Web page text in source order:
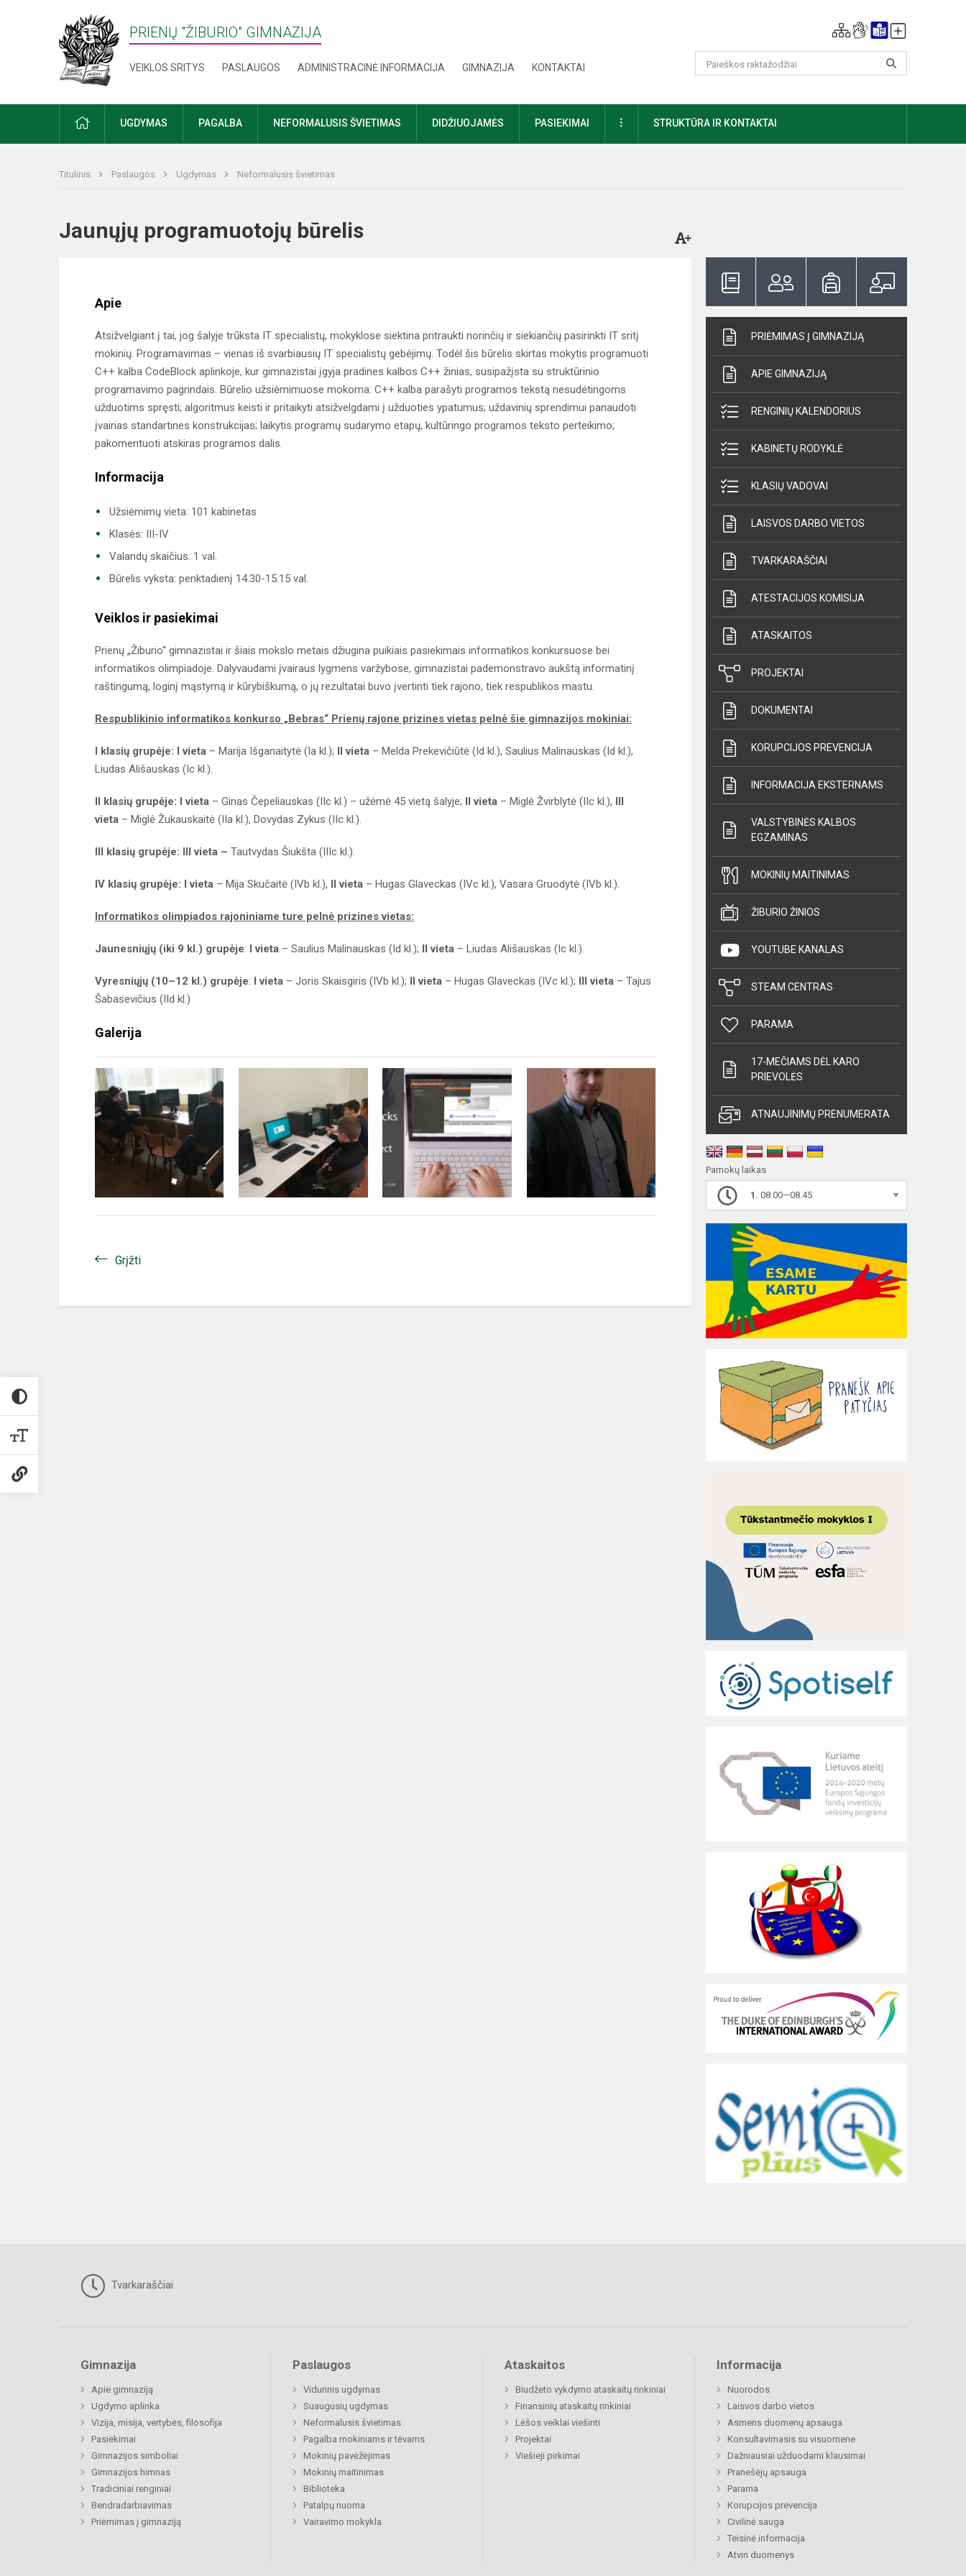
PRIENŲ "ŽIBURIO" GIMNAZIJA
VEIKLOS SRITYS PASLAUGOS ADMINISTRACINĖ INFORMACIJA GIMNAZIJA KONTAKTAI
PRADŽIAUGDYMAS PAGALBA NEFORMALUSIS ŠVIETIMAS DIDŽIUOJAMĖS PASIEKIMAI DAUGIAUSTRUKTŪRA IR KONTAKTAI
Titulinis Paslaugos Ugdymas Neformalusis švietimas
Jaunųjų programuotojų būrelis
Apie
Atsižvelgiant į tai, jog šalyje trūksta IT specialistų, mokyklose siektina pritraukti norinčių ir siekiančių pasirinkti IT sritį
mokinių. Programavimas – vienas iš svarbiausių IT specialistų gebėjimų. Todėl šis būrelis skirtas mokytis programuoti
C++ kalba CodeBlock aplinkoje, kur gimnazistai įgyja pradines kalbos C++ žinias, susipažįsta su struktūrinio
programavimo pagrindais. Būrelio užsiėmimuose mokoma: C++ kalba parašyti programos tekstą nesudėtingoms
užduotims spręsti; algoritmus keisti ir pritaikyti atsižvelgdami į užduoties ypatumus; uždavinių sprendimui panaudoti
įvairias standartines konstrukcijas; laikytis programų sudarymo etapų, kultūringo programos teksto perteikimo;
pakomentuoti atskiras programos dalis.
Informacija
Užsiėmimų vieta: 101 kabinetas
Klasės: III-IV
Valandų skaičius: 1 val.
Būrelis vyksta: penktadienį 14.30-15.15 val.
Veiklos ir pasiekimai
Prienų „Žiburio“ gimnazistai ir šiais mokslo metais džiugina puikiais pasiekimais informatikos konkursuose bei
informatikos olimpiadoje. Dalyvaudami įvairaus lygmens varžybose, gimnazistai pademonstravo aukštą informatinį
raštingumą, loginį mąstymą ir kūrybiškumą, o jų rezultatai buvo įvertinti tiek rajono, tiek respublikos mastu.
Respublikinio informatikos konkurso „Bebras“ Prienų rajone prizines vietas pelnė šie gimnazijos mokiniai:
I klasių grupėje: I vieta – Marija Išganaitytė (Ia kl.); II vieta – Melda Prekevičiūtė (Id kl.), Saulius Malinauskas (Id kl.),
Liudas Ališauskas (Ic kl.).
II klasių grupėje: I vieta – Ginas Čepeliauskas (IIc kl.) – užėmė 45 vietą šalyje; II vieta – Miglė Žvirblytė (IIc kl.), III
vieta – Miglė Žukauskaitė (IIa kl.), Dovydas Zykus (IIc kl.).
III klasių grupėje: III vieta – Tautvydas Šiukšta (IIIc kl.).
IV klasių grupėje: I vieta – Mija Skučaitė (IVb kl.), II vieta – Hugas Glaveckas (IVc kl.), Vasara Gruodytė (IVb kl.).
Informatikos olimpiados rajoniniame ture pelnė prizines vietas:
Jaunesniųjų (iki 9 kl.) grupėje: I vieta – Saulius Malinauskas (Id kl.); II vieta – Liudas Ališauskas (Ic kl.).
Vyresniųjų (10–12 kl.) grupėje: I vieta – Joris Skaisgiris (IVb kl.); II vieta – Hugas Glaveckas (IVc kl.); III vieta – Tajus
Šabasevičius (IId kl.)
Galerija
Grįžti
PRIĖMIMAS Į GIMNAZIJĄ
APIE GIMNAZIJĄ
RENGINIŲ KALENDORIUS
KABINETŲ RODYKLĖ
KLASIŲ VADOVAI
LAISVOS DARBO VIETOS
TVARKARAŠČIAI
ATESTACIJOS KOMISIJA
ATASKAITOS
PROJEKTAI
DOKUMENTAI
KORUPCIJOS PREVENCIJA
INFORMACIJA EKSTERNAMS
VALSTYBINĖS KALBOS
EGZAMINAS
MOKINIŲ MAITINIMAS
ŽIBURIO ŽINIOS
YOUTUBE KANALAS
STEAM CENTRAS
PARAMA
17-MEČIAMS DĖL KARO
PRIEVOLĖS
ATNAUJINIMŲ PRENUMERATA
Pamokų laikas
1. 08.00—08.45
Tvarkaraščiai
Gimnazija
Apie gimnaziją
Ugdymo aplinka
Vizija, misija, vertybės, filosofija
Pasiekimai
Gimnazijos simboliai
Gimnazijos himnas
Tradiciniai renginiai
Bendradarbiavimas
Priėmimas į gimnaziją
Paslaugos
Vidurinis ugdymas
Suaugusių ugdymas
Neformalusis švietimas
Pagalba mokiniams ir tėvams
Mokinių pavėžėjimas
Mokinių maitinimas
Biblioteka
Patalpų nuoma
Vairavimo mokykla
Ataskaitos
Biudžeto vykdymo ataskaitų rinkiniai
Finansinių ataskaitų rinkiniai
Lėšos veiklai viešinti
Projektai
Viešieji pirkimai
Informacija
Nuorodos
Laisvos darbo vietos
Asmens duomenų apsauga
Konsultavimasis su visuomene
Dažniausiai užduodami klausimai
Pranešėjų apsauga
Parama
Korupcijos prevencija
Civilinė sauga
Teisinė informacija
Atviri duomenys